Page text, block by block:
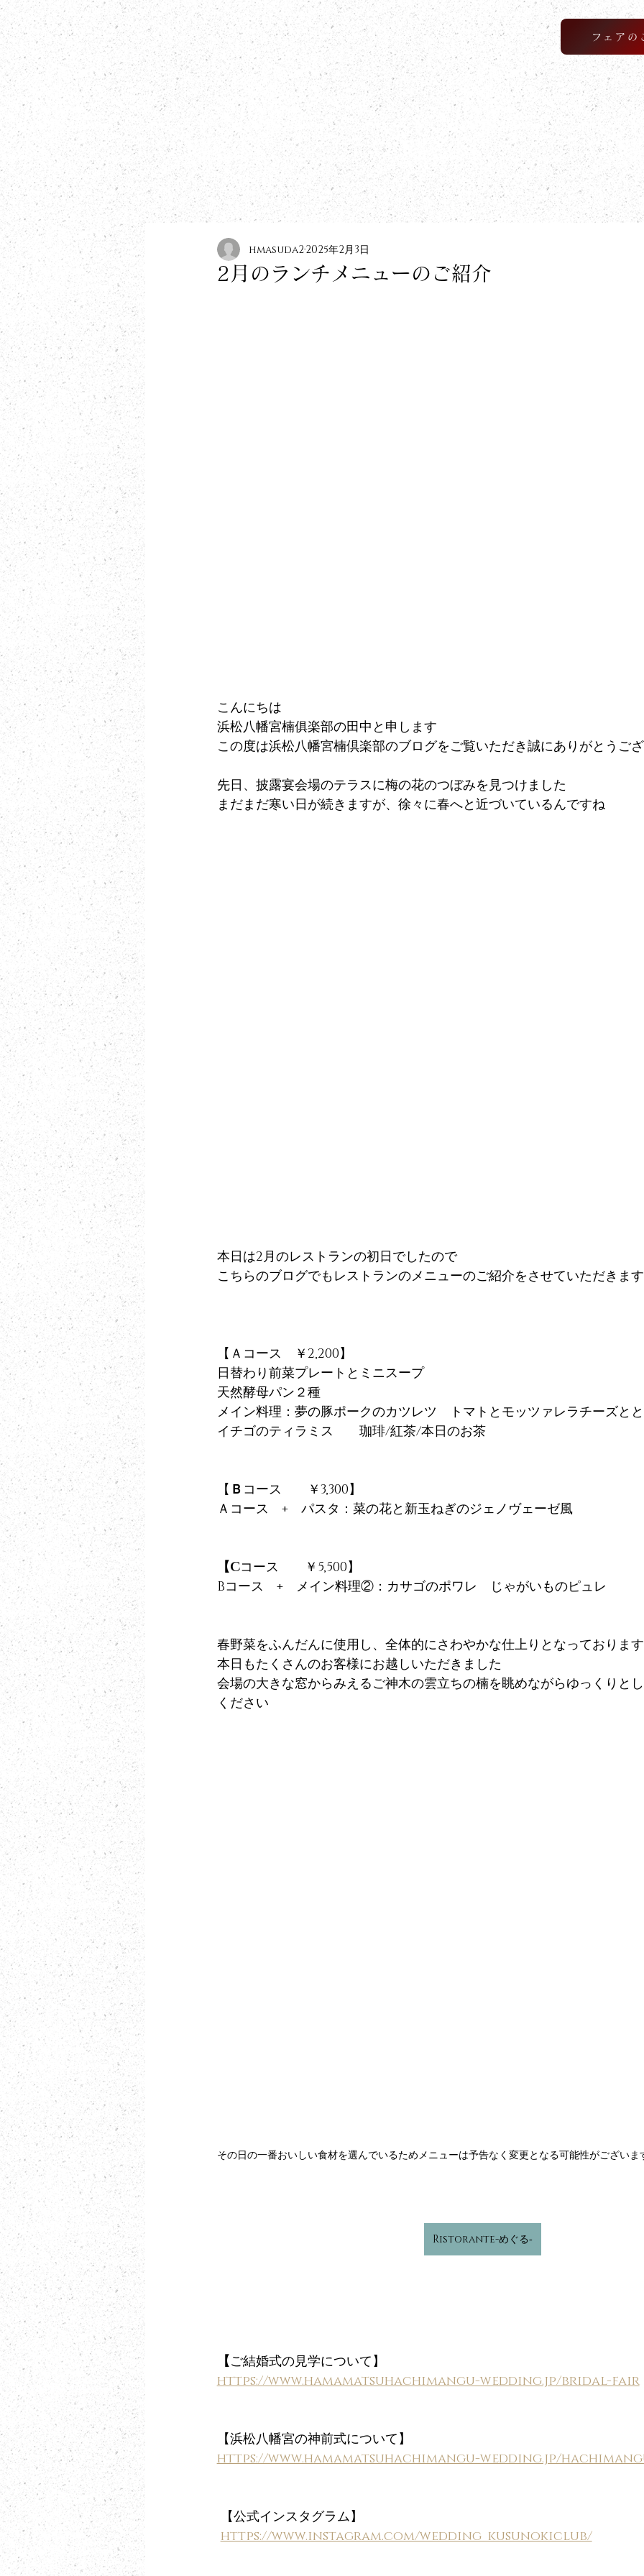
フェアの
​information
2月のランチメニューのご紹介
hmasuda22025年2月3日
こんにちは
浜松八幡宮楠俱楽部の田中と申します
この度は浜松八幡宮楠倶楽部のブログをご覧いただき誠にありがとうご
先日、披露宴会場のテラスに梅の花のつぼみを見つけました
まだまだ寒い日が続きますが、徐々に春へと近づいているんですね
本日は2月のレストランの初日でしたので
こちらのブログでもレストランのメニューのご紹介をさせていただきます
【Ａコース　￥2,200】
日替わり前菜プレートとミニスープ
天然酵母パン２種
メイン料理：夢の豚ポークのカツレツ　トマトとモッツァレラチーズと
イチゴのティラミス　　珈琲/紅茶/本日のお茶
【 Ｂ コース　　￥3,300】
Ａコース　+　パスタ：菜の花と新玉ねぎのジェノヴェーゼ風
【Cコース　　￥5,500】
Bコース　+　メイン料理②：カサゴのポワレ　じゃがいものピュレ
春野菜をふんだんに使用し、全体的にさわやかな仕上りとなっております
本日もたくさんのお客様にお越しいただきました
会場の大きな窓からみえるご神木の雲立ちの楠を眺めながらゆっくりと
ください
その日の一番おいしい食材を選んでいるためメニューは予告なく変更となる可能性がござい
Ristorante-めぐる‐
【ご結婚式の見学について】
https://www.hamamatsuhachimangu-wedding.jp/bridal-fair
【浜松八幡宮の神前式について】
https://www.hamamatsuhachimangu-wedding.jp/
【公式インスタグラム】
https://www.instagram.com/wedding_kusunokiclub/